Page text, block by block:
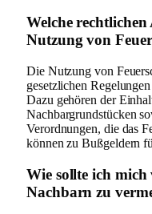
Welche
Nutzung von
Die Nutzung von
gesetzlichen
Dazu gehören der
Nachbargrundstücken
Verordnungen, die das
können zu Bußgeldern
Wie sollte ich
Nachbarn zu